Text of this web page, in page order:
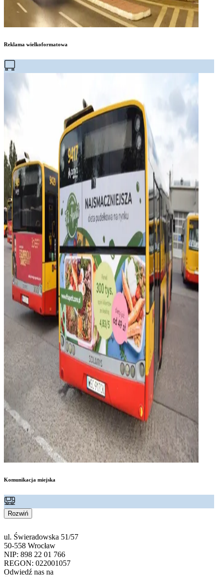
Reklama wielkoformatowa
Komunikacja miejska
Rozwiń
ul. Świeradowska 51/57
50-558 Wrocław
NIP: 898 22 01 766
REGON: 022001057
Odwiedź nas na